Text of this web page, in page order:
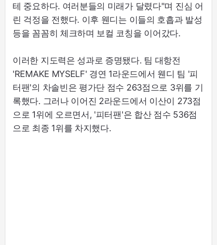
테 중요하다. 여러분들의 미래가 달렸다"며 진심 어
린 걱정을 전했다. 이후 웬디는 이들의 호흡과 발성
등을 꼼꼼히 체크하며 보컬 코칭을 이어갔다.
이러한 지도력은 성과로 증명됐다. 팀 대항전
'REMAKE MYSELF' 경연 1라운드에서 웬디 팀 '피
터팬'의 차솔빈은 평가단 점수 263점으로 3위를 기
록했다. 그러나 이어진 2라운드에서 이산이 273점
으로 1위에 오르면서, '피터팬'은 합산 점수 536점
으로 최종 1위를 차지했다.